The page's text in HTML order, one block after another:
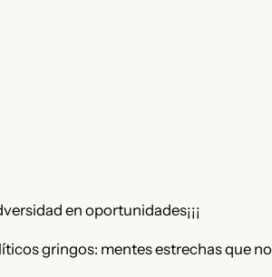
en oportunidades¡¡¡
gringos: mentes estrechas que no